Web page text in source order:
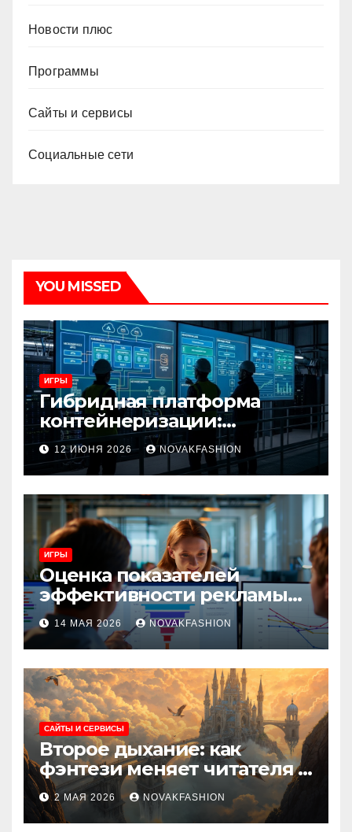
Новости плюс
Программы
Сайты и сервисы
Социальные сети
YOU MISSED
ИГРЫ
Гибридная платформа
контейнеризации:
архитектура, особенности
и сценарии использования
12 ИЮНЯ 2026 NOVAKFASHION
ИГРЫ
Оценка показателей
эффективности рекламы
при атрибуции
множественных точек
касания
14 МАЯ 2026 NOVAKFASHION
САЙТЫ И СЕРВИСЫ
Второе дыхание: как
фэнтези меняет читателя и
культуру
2 МАЯ 2026 NOVAKFASHION